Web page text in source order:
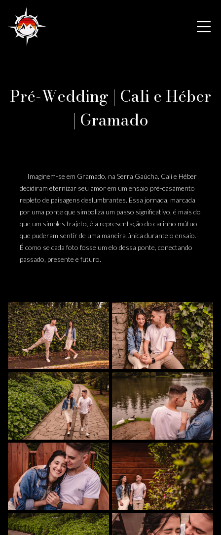
Pré-Wedding | Cali e Héber
| Gramado
Imaginem-se em Gramado, na Serra Gaúcha, Cali e Héber
decidiram eternizar seu amor em um ensaio pré-casamento
repleto de paisagens deslumbrantes. Essa jornada, marcada
por uma ponte que simboliza um passo significativo, é mais do
que um simples trajeto, é a representação do carinho mútuo
que puderam sentir de uma maneira única durante o ensaio.
É como se cada foto fosse um elo dessa ponte, conectando
passado, presente e futuro.